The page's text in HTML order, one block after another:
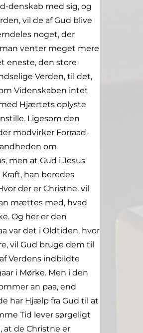
denskab med sig, og
vil de af Gud blive
noget, der
venter meget mere
eneste, den store
Verden, til det,
Videnskaben intet
Hjærtets oplyste
Ligesom den
modvirker Forraad-
om
men at Gud i Jesus
han beredes
der er Christne, vil
mættes med, hvad
Og her er den
var det i Oldtiden, hvor
vil Gud bruge dem til
Verdens indbildte
i Mørke. Men i den
an paa, end
har Hjælp fra Gud til at
Tid lever sørgeligt
at de Christne er